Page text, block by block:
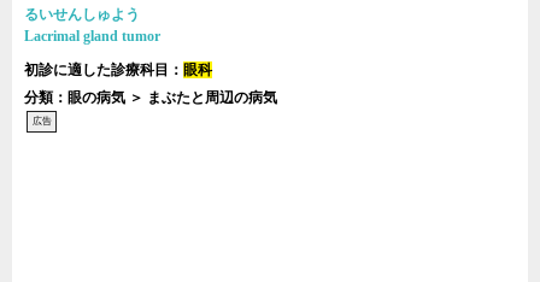
るいせんしゅよう
Lacrimal gland tumor
初診に適した診療科目： 眼科
分類：眼の病気 ＞ まぶたと周辺の病気
広告